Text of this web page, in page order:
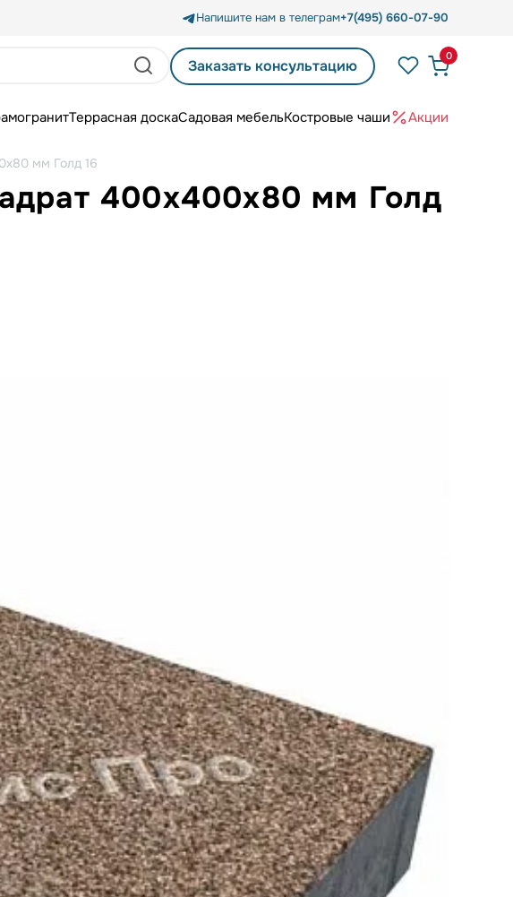
Напишите нам в телеграм+7(495) 660-07-90
Заказать консультацию
0
Террасная доскаСадовая мебельКостровые чаши Акции
мм Голд 16
400х400х80 мм Голд